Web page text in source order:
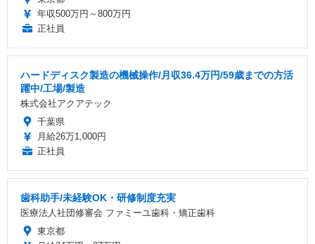
年収500万円～800万円
正社員
ハードディスク製造の機械操作/月収36.4万円/59歳までの方活
躍中/工場/製造
株式会社アクアテック
千葉県
月給26万1,000円
正社員
歯科助手/未経験OK・研修制度充実
医療法人社団修審会 ファミーユ歯科・矯正歯科
東京都